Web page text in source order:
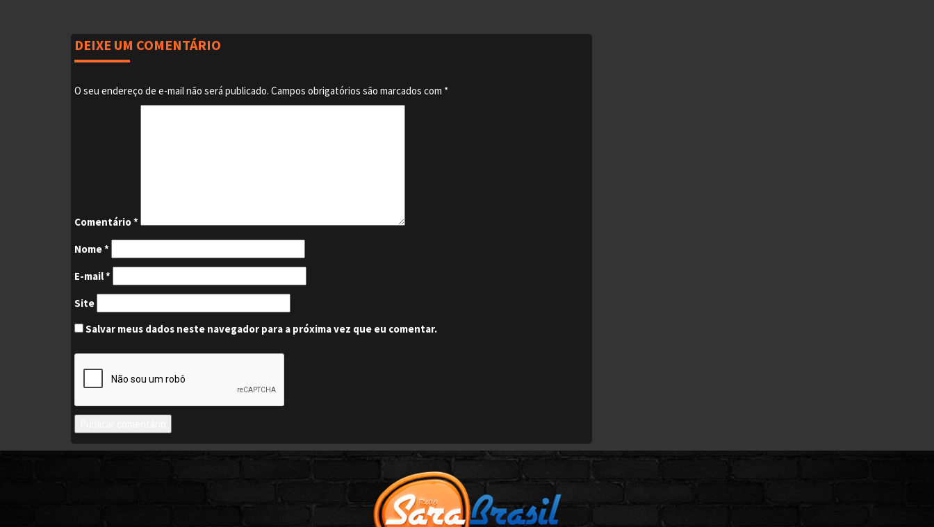
DEIXE UM COMENTÁRIO
O seu endereço de e-mail não será publicado. Campos obrigatórios são marcados com *
Comentário*
Nome*
E-mail*
Site
Salvar meus dados neste navegador para a próxima vez que eu comentar.